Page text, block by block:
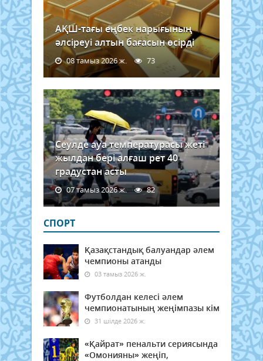
АҚШ-тағы еңбек нарығының
әлсіреуі алтын бағасын өсірді
08 тамыз 2026 ж. 73
Сеулде ауа температурасы жеті
жылдан бері алғаш рет 40
градустан асты
07 тамыз 2026 ж. 82
СПОРТ
Қазақстандық балуандар әлем
чемпионы атанды
03 тамыз 2026 ж.
Футболдан келесі әлем
чемпионатының жеңімпазы кім
31 шілде 2026 ж.
«Қайрат» пенальти сериясында
«Омонияны» жеңіп,